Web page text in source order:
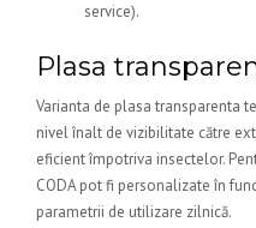
service).
Plasa
Varianta de plasa transparenta
nivel înalt de vizibilitate către
eficient împotriva insectelor.
CODA pot fi personalizate în
parametrii de utilizare zilnică.